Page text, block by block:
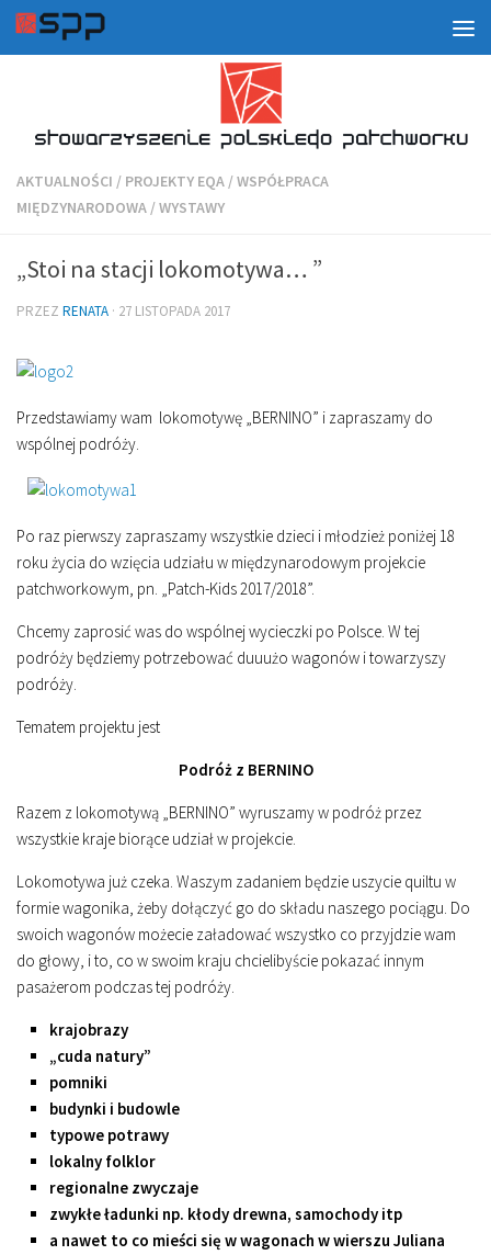
AKTUALNOŚCI / PROJEKTY EQA /WSPÓŁPRACA
MIĘDZYNARODOWA /WYSTAWY
„Stoi na stacji lokomotywa… ”
PRZEZ RENATA · 27 LISTOPADA 2017
Przedstawiamy wam lokomotywę „BERNINO” i zapraszamy do
wspólnej podróży.
Po raz pierwszy zapraszamy wszystkie dzieci i młodzież poniżej 18
roku życia do wzięcia udziału w międzynarodowym projekcie
patchworkowym, pn. „Patch-Kids 2017/2018”.
Chcemy zaprosić was do wspólnej wycieczki po Polsce. W tej
podróży będziemy potrzebować duuużo wagonów i towarzyszy
podróży.
Tematem projektu jest
Podróż z BERNINO
Razem z lokomotywą „BERNINO” wyruszamy w podróż przez
wszystkie kraje biorące udział w projekcie.
Lokomotywa już czeka. Waszym zadaniem będzie uszycie quiltu w
formie wagonika, żeby dołączyć go do składu naszego pociągu. Do
swoich wagonów możecie załadować wszystko co przyjdzie wam
do głowy, i to, co w swoim kraju chcielibyście pokazać innym
pasażerom podczas tej podróży.
krajobrazy
„cuda natury”
pomniki
budynki i budowle
typowe potrawy
lokalny folklor
regionalne zwyczaje
zwykłe ładunki np. kłody drewna, samochody itp
a nawet to co mieści się w wagonach w wierszu Juliana